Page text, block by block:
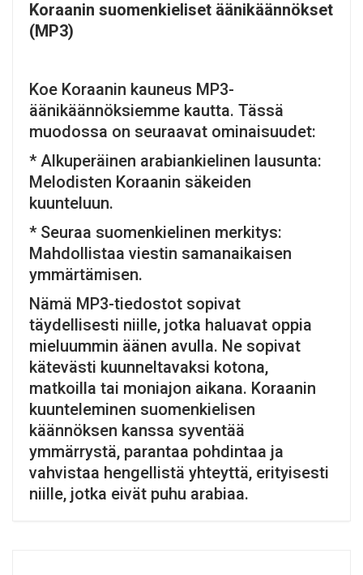
Koraanin suomenkieliset äänikäännökset
(MP3)
Koe Koraanin kauneus MP3-
äänikäännöksiemme kautta. Tässä
muodossa on seuraavat ominaisuudet:
* Alkuperäinen arabiankielinen lausunta:
Melodisten Koraanin säkeiden
kuunteluun.
* Seuraa suomenkielinen merkitys:
Mahdollistaa viestin samanaikaisen
ymmärtämisen.
Nämä MP3-tiedostot sopivat
täydellisesti niille, jotka haluavat oppia
mieluummin äänen avulla. Ne sopivat
kätevästi kuunneltavaksi kotona,
matkoilla tai moniajon aikana. Koraanin
kuunteleminen suomenkielisen
käännöksen kanssa syventää
ymmärrystä, parantaa pohdintaa ja
vahvistaa hengellistä yhteyttä, erityisesti
niille, jotka eivät puhu arabiaa.